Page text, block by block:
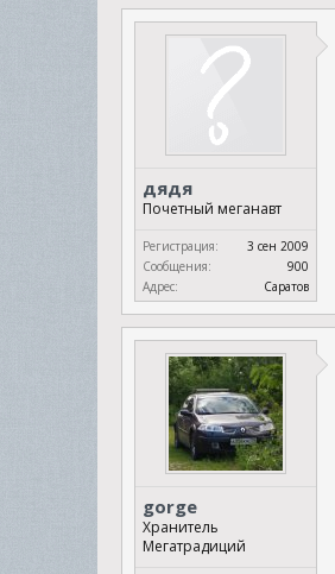
дядя
Почетный меганавт
Регистрация:
3 сен 2009
Сообщения:
900
Адрес:
Саратов
gorge
Хранитель
Мегатрадиций